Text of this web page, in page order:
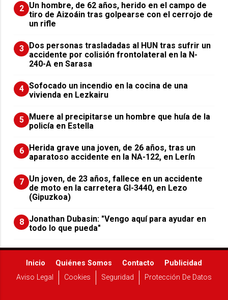
2 Un hombre, de 62 años, herido en el campo de
tiro de Aizoáin tras golpearse con el cerrojo de
un rifle
3
​Dos personas trasladadas al HUN tras sufrir un
accidente por colisión frontolateral en la N-
240-A en Sarasa
4 Sofocado un incendio en la cocina de una
vivienda en Lezkairu
5
Muere al precipitarse un hombre que huía de la
policía en Estella
6
Herida grave una joven, de 26 años, tras un
aparatoso accidente en la NA-122, en Lerín
7 Un joven, de 23 años, fallece en un accidente
de moto en la carretera GI-3440, en Lezo
(Gipuzkoa)
8 Jonathan Dubasin: "Vengo aquí para ayudar en
todo lo que pueda"
Inicio Quiénes Somos Contacto
Publicidad
Aviso Legal
Cookies Seguridad Protección De Datos